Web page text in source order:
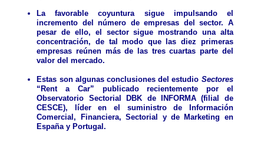
La favorable coyuntura sigue impulsando el
incremento del número de empresas del sector. A
pesar de ello, el sector sigue mostrando una alta
concentración, de tal modo que las diez primeras
empresas reúnen más de las tres cuartas parte del
valor del mercado.
Estas son algunas conclusiones del estudio Sectores
“Rent a Car” publicado recientemente por el
Observatorio Sectorial DBK de INFORMA (filial de
CESCE), líder en el suministro de Información
Comercial, Financiera, Sectorial y de Marketing en
España y Portugal.